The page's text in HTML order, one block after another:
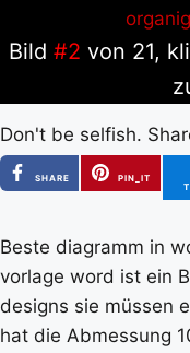
Bild #2 von 21,
Don't be selfish.
SHARE
PIN_IT
Beste diagramm in
vorlage word ist ein
designs sie müssen
hat die Abmessung